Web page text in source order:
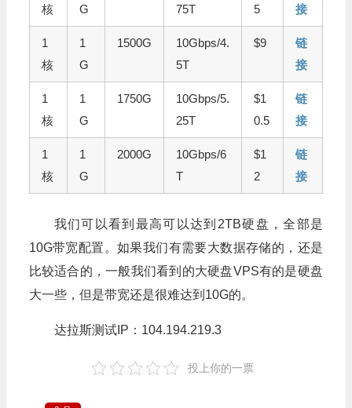
核
G
75T
5
接
1
核
1
G
1500G
10Gbps/4.
5T
$9
链
接
1
核
1
G
1750G
10Gbps/5.
25T
$1
0.5
链
接
1
核
1
G
2000G
10Gbps/6
T
$1
2
链
接
我们可以看到最高可以达到2TB硬盘，全部是
10G带宽配置。如果我们有需要大数据存储的，还是
比较适合的，一般我们看到的大硬盘VPS有的是硬盘
大一些，但是带宽还是很难达到10G的。
达拉斯测试IP：104.194.219.3
投上你的一票